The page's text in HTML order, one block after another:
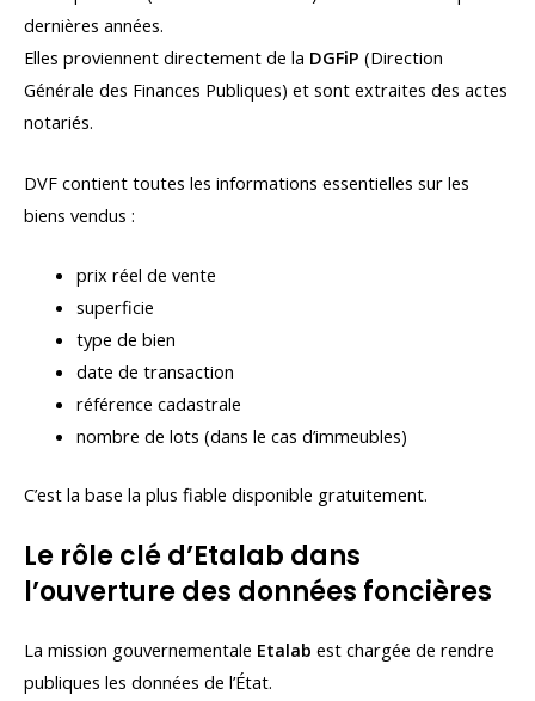
dernières années.
Elles proviennent directement de la DGFiP (Direction
Générale des Finances Publiques) et sont extraites des actes
notariés.
DVF contient toutes les informations essentielles sur les
biens vendus :
prix réel de vente
superficie
type de bien
date de transaction
référence cadastrale
nombre de lots (dans le cas d’immeubles)
C’est la base la plus fiable disponible gratuitement.
Le rôle clé d’Etalab dans
l’ouverture des données foncières
La mission gouvernementale Etalab est chargée de rendre
publiques les données de l’État.